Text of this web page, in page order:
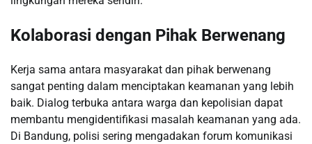
Kolaborasi dengan Pihak Berwenang
Kerja sama antara masyarakat dan pihak berwenang
sangat penting dalam menciptakan keamanan yang lebih
baik. Dialog terbuka antara warga dan kepolisian dapat
membantu mengidentifikasi masalah keamanan yang ada.
Di Bandung, polisi sering mengadakan forum komunikasi